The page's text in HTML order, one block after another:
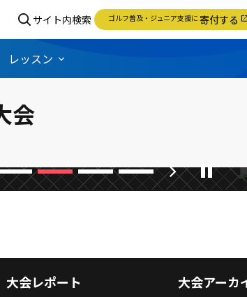
サイト内検索 ゴルフ普及・ジュニア支援に 寄付する open_in_new
レッスン
会オフを制し高橋正
chevron_right pause
大会レポート 大会アーカ